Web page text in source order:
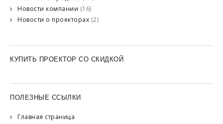
Новости компании (16)
Новости о проекторах (2)
КУПИТЬ ПРОЕКТОР СО СКИДКОЙ
ПОЛЕЗНЫЕ ССЫЛКИ
Главная страница